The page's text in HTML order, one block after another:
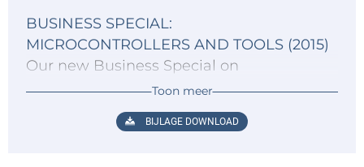
BUSINESS SPECIAL:
MICROCONTROLLERS AND TOOLS (2015)
Our new Business Special on
Microcontrollers and Tools as published in
Toon meer
BIJLAGE DOWNLOAD